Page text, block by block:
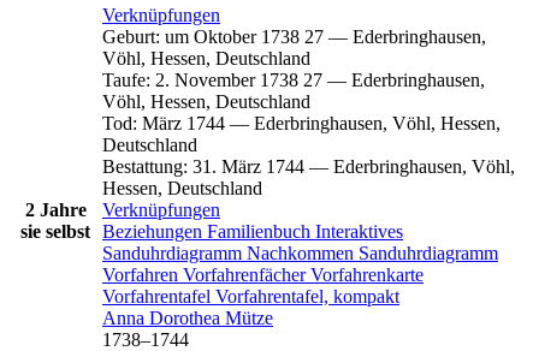
2 Jahre
sie selbst
Verknüpfungen
Geburt: um Oktober 1738 27 — Ederbringhausen,
Vöhl, Hessen, Deutschland
Taufe: 2. November 1738 27 — Ederbringhausen,
Vöhl, Hessen, Deutschland
Tod: März 1744 — Ederbringhausen, Vöhl, Hessen,
Deutschland
Bestattung: 31. März 1744 — Ederbringhausen, Vöhl,
Hessen, Deutschland
Verknüpfungen
Beziehungen Familienbuch Interaktives
Sanduhrdiagramm Nachkommen Sanduhrdiagramm
Vorfahren VorfahrenfächerVorfahrenkarte
Vorfahrentafel Vorfahrentafel, kompakt
Anna Dorothea Mütze
1738–1744